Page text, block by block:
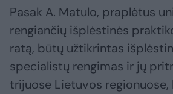
Pasak A. Matulo, praplėtus
rengiančių išplėstinės
ratą, būtų užtikrintas
specialistų rengimas ir jų
trijuose Lietuvos regionuose,